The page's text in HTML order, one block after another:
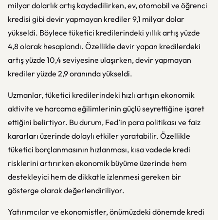
milyar dolarlık artış kaydedilirken, ev, otomobil ve öğrenci
kredisi gibi devir yapmayan krediler 9,1 milyar dolar
yükseldi. Böylece tüketici kredilerindeki yıllık artış yüzde
4,8 olarak hesaplandı. Özellikle devir yapan kredilerdeki
artış yüzde 10,4 seviyesine ulaşırken, devir yapmayan
krediler yüzde 2,9 oranında yükseldi.
Uzmanlar, tüketici kredilerindeki hızlı artışın ekonomik
aktivite ve harcama eğilimlerinin güçlü seyrettiğine işaret
ettiğini belirtiyor. Bu durum, Fed’in para politikası ve faiz
kararları üzerinde dolaylı etkiler yaratabilir. Özellikle
tüketici borçlanmasının hızlanması, kısa vadede kredi
risklerini artırırken ekonomik büyüme üzerinde hem
destekleyici hem de dikkatle izlenmesi gereken bir
gösterge olarak değerlendiriliyor.
Yatırımcılar ve ekonomistler, önümüzdeki dönemde kredi